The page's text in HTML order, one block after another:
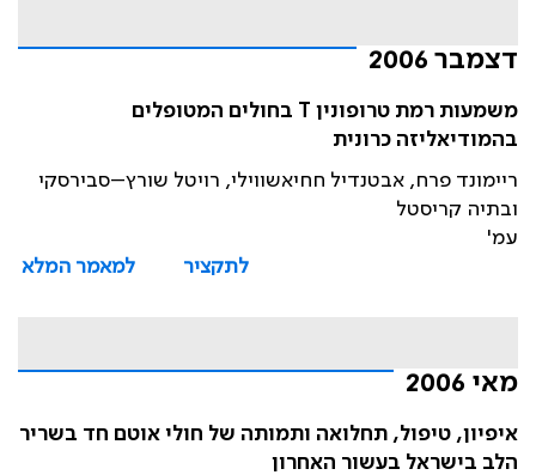
דצמבר 2006
משמעות רמת טרופונין T בחולים המטופלים
בהמודיאליזה כרונית
ריימונד פרח, אבטנדיל חחיאשווילי, רויטל שורץ–סבירסקי
ובתיה קריסטל
עמ'
לתקציר
למאמר המלא
מאי 2006
איפיון, טיפול, תחלואה ותמותה של חולי אוטם חד בשריר
הלב בישראל בעשור האחרון